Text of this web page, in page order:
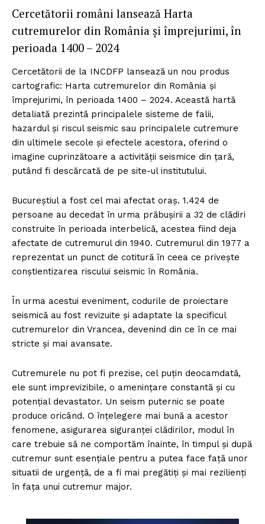
Cercetătorii români lansează Harta
cutremurelor din România și împrejurimi, în
perioada 1400 – 2024
Cercetătorii de la INCDFP lansează un nou produs
cartografic: Harta cutremurelor din România și
împrejurimi, în perioada 1400 – 2024. Această hartă
detaliată prezintă principalele sisteme de falii,
hazardul și riscul seismic sau principalele cutremure
din ultimele secole și efectele acestora, oferind o
imagine cuprinzătoare a activității seismice din țară,
putând fi descărcată de pe site-ul institutului.
Bucureștiul a fost cel mai afectat oraș. 1.424 de
persoane au decedat în urma prăbușirii a 32 de clădiri
construite în perioada interbelică, acestea fiind deja
afectate de cutremurul din 1940. Cutremurul din 1977 a
reprezentat un punct de cotitură în ceea ce privește
conștientizarea riscului seismic în România.
În urma acestui eveniment, codurile de proiectare
seismică au fost revizuite și adaptate la specificul
cutremurelor din Vrancea, devenind din ce în ce mai
stricte și mai avansate.
Cutremurele nu pot fi prezise, cel puțin deocamdată,
ele sunt imprevizibile, o amenințare constantă și cu
potențial devastator. Un seism puternic se poate
produce oricând. O înțelegere mai bună a acestor
fenomene, asigurarea siguranței clădirilor, modul în
care trebuie să ne comportăm înainte, în timpul și după
cutremur sunt esențiale pentru a putea face față unor
situatii de urgență, de a fi mai pregătiți și mai rezilienți
în fața unui cutremur major.